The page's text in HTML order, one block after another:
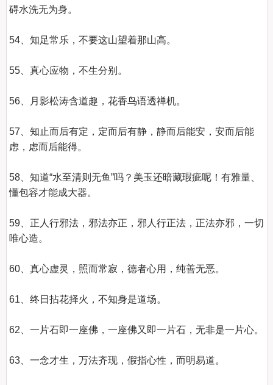
碍水洗无为身。
54、知足常乐，不要这山望着那山高。
55、真心应物，不生分别。
56、月影松涛含道趣，花香鸟语透禅机。
57、知止而后有定，定而后有静，静而后能安，安而后能
虑，虑而后能得。
58、知道“水至清则无鱼”吗？美玉还暗藏瑕疵呢！有雅量、
懂包容才能成大器。
59、正人行邪法，邪法亦正，邪人行正法，正法亦邪，一切
唯心造。
60、真心虚灵，照而常寂，德者心用，纯善无恶。
61、终日拈花择火，不知身是道场。
62、一片石即一座佛，一座佛又即一片石，无非是一片心。
63、一念才生，万法齐现，假指心性，而明易道。